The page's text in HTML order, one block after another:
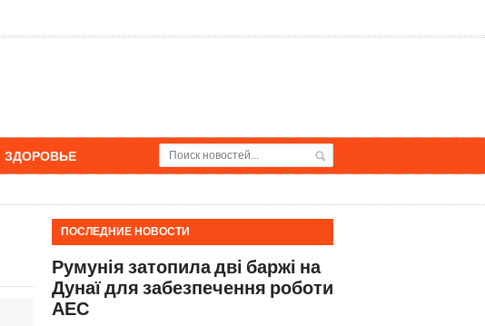
ЗДОРОВЬЕ
ПОСЛЕДНИЕ НОВОСТИ
Румунія затопила дві баржі на
Дунаї для забезпечення роботи
АЕС